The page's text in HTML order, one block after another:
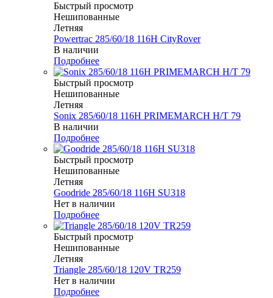
Быстрый просмотр
Нешипованные
Летняя
Powertrac 285/60/18 116H CityRover
В наличии
Подробнее
Быстрый просмотр
Нешипованные
Летняя
Sonix 285/60/18 116H PRIMEMARCH H/T 79
В наличии
Подробнее
Быстрый просмотр
Нешипованные
Летняя
Goodride 285/60/18 116H SU318
Нет в наличии
Подробнее
Быстрый просмотр
Нешипованные
Летняя
Triangle 285/60/18 120V TR259
Нет в наличии
Подробнее